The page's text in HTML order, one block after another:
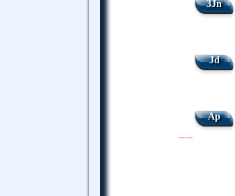
3Jn
Jd
Ap
•